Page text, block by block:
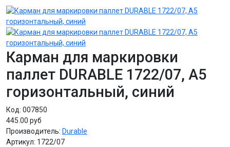
Карман для маркировки
паллет DURABLE 1722/07, А5
горизонтальный, синий
Код: 007850
445.00 руб
Производитель: Durable
Артикул: 1722/07